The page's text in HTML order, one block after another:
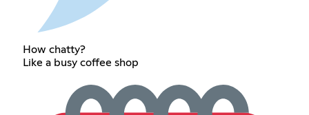
How chatty?
Like a busy coffee shop